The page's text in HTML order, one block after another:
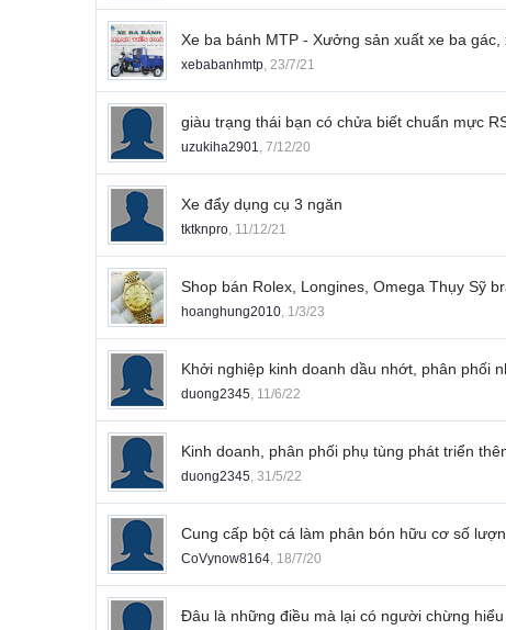
Xe ba bánh MTP - Xưởng sản xuất xe ba
xebabanhmtp, 23/7/21
giàu trạng thái bạn có chửa biết chuẩn mực
uzukiha2901, 7/12/20
Xe đẩy dụng cụ 3 ngăn
tktknpro, 11/12/21
Shop bán Rolex, Longines, Omega Thụy Sỹ
hoanghung2010, 1/3/23
Khởi nghiệp kinh doanh dầu nhớt, phân phối
duong2345, 11/6/22
Kinh doanh, phân phối phụ tùng phát triển
duong2345, 31/5/22
Cung cấp bột cá làm phân bón hữu cơ số
CoVynow8164, 18/7/20
Đâu là những điều mà lại có người chừng